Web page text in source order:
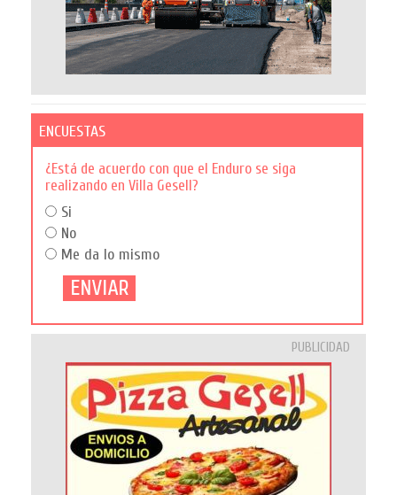
ENCUESTAS
¿Está de acuerdo con que el Enduro se siga
realizando en Villa Gesell?
Si
No
Me da lo mismo
PUBLICIDAD